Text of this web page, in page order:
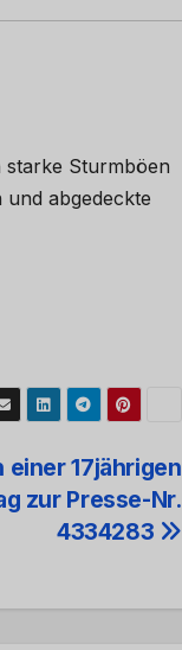
starke Sturmböen
abgedeckte
einer 17jährigen
zur Presse-Nr.
4334283